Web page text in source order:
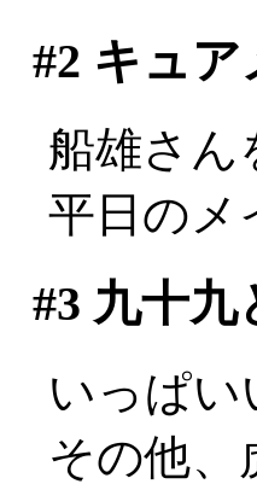
#2 キュア
船雄さん
平日のメ
#3 九十九
いっぱい
その他、